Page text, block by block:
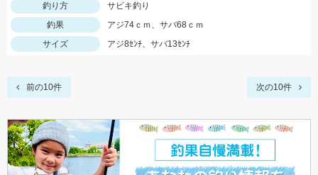
釣り方
サビキ釣り
釣果
アジ74ｃｍ、サバ68ｃｍ
サイズ
アジ8ｾﾝﾁ、サバ13ｾﾝﾁ
前の10件 次の10件